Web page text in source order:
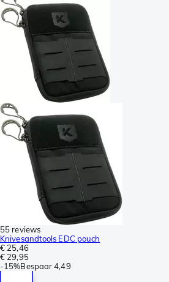
55 reviews
Knivesandtools EDC pouch
€ 25,46
€ 29,95
-15%Bespaar 4,49